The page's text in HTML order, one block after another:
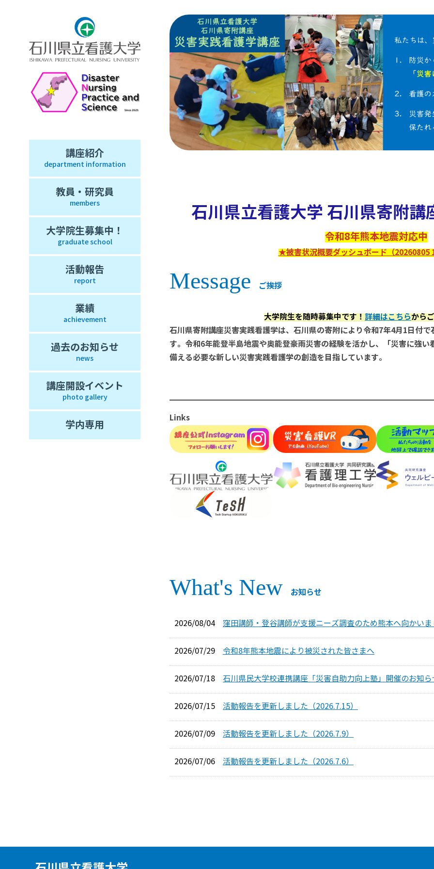
講座紹介
department information
教員・研究員
members
大学院生募集中！
graduate school
活動報告
report
業績
achievement
過去のお知らせ
news
講座開設イベント
photo gallery
学内専用
石川県立看護大学 石川県寄附講
令和8年熊本地震対応中
★被害状況概要ダッシュボード（20260805
Message ご挨拶
大学院生を随時募集中です！ 詳細はこちらから
石川県寄附講座災害実践看護学は、石川県の寄附により令和7年4月1日付
す。令和6年能登半島地震や奥能登豪雨災害の経験を活かし、「災害に強
備える必要な新しい災害実践看護学の創造を目指しています。
Links
What's New お知らせ
2026/08/04 窪田講師・登谷講師が支援ニーズ調査のため熊本へ向かいま
2026/07/29 令和8年熊本地震により被災された皆さまへ
2026/07/18 石川県民大学校連携講座「災害自助力向上塾」開催のお知ら
2026/07/15 活動報告を更新しました（2026.7.15）
2026/07/09 活動報告を更新しました（2026.7.9）
2026/07/06 活動報告を更新しました（2026.7.6）